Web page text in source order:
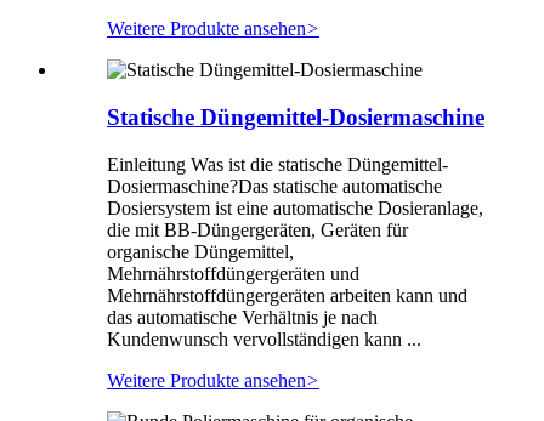
Weitere Produkte ansehen>
Statische Düngemittel-Dosiermaschine
Einleitung Was ist die statische Düngemittel-
Dosiermaschine?Das statische automatische
Dosiersystem ist eine automatische Dosieranlage,
die mit BB-Düngergeräten, Geräten für
organische Düngemittel,
Mehrnährstoffdüngergeräten und
Mehrnährstoffdüngergeräten arbeiten kann und
das automatische Verhältnis je nach
Kundenwunsch vervollständigen kann ...
Weitere Produkte ansehen>